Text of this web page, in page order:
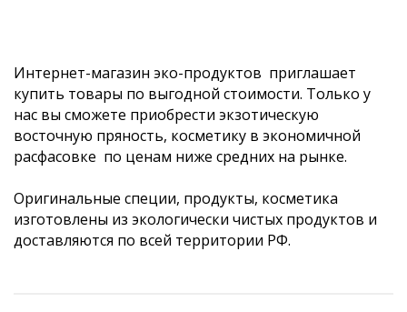
Интернет-магазин эко-продуктов приглашает
купить товары по выгодной стоимости. Только у
нас вы сможете приобрести экзотическую
восточную пряность, косметику в экономичной
расфасовке по ценам ниже средних на рынке.
Оригинальные специи, продукты, косметика
изготовлены из экологически чистых продуктов и
доставляются по всей территории РФ.